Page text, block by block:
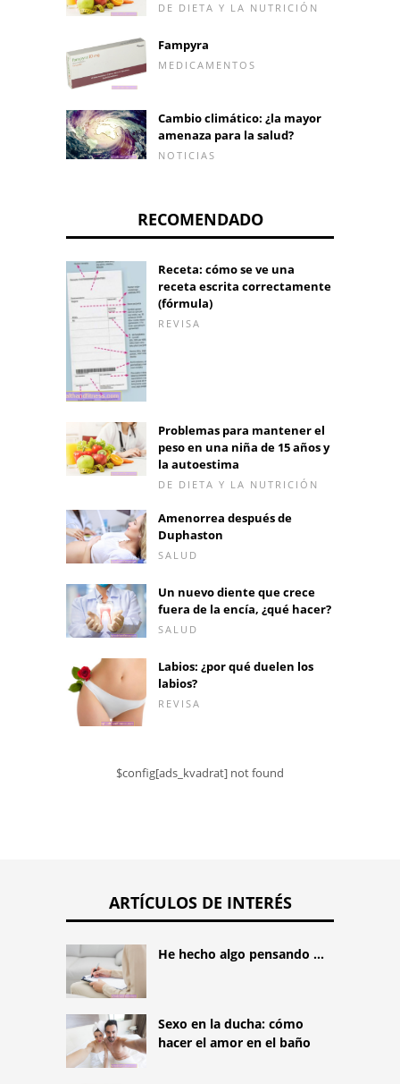
DE DIETA Y LA NUTRICIÓN
Fampyra
MEDICAMENTOS
Cambio climático: ¿la mayor
amenaza para la salud?
NOTICIAS
RECOMENDADO
Receta: cómo se ve una
receta escrita correctamente
(fórmula)
REVISA
Problemas para mantener el
peso en una niña de 15 años y
la autoestima
DE DIETA Y LA NUTRICIÓN
Amenorrea después de
Duphaston
SALUD
Un nuevo diente que crece
fuera de la encía, ¿qué hacer?
SALUD
Labios: ¿por qué duelen los
labios?
REVISA
$config[ads_kvadrat] not found
ARTÍCULOS DE INTERÉS
He hecho algo pensando ...
Sexo en la ducha: cómo
hacer el amor en el baño